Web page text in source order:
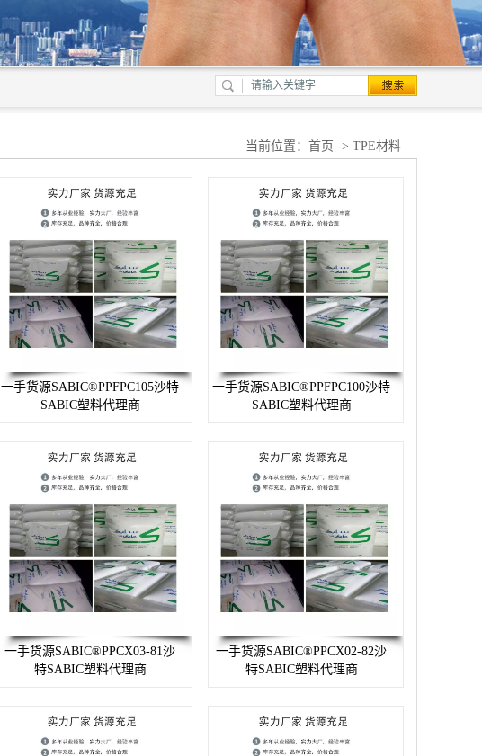
当前位置： 首页 -> TPE材料
一手货源SABIC®PPFPC105沙特
SABIC塑料代理商
一手货源SABIC®PPFPC100沙特
SABIC塑料代理商
一手货源SABIC®PPCX03-81沙
特SABIC塑料代理商
一手货源SABIC®PPCX02-82沙
特SABIC塑料代理商